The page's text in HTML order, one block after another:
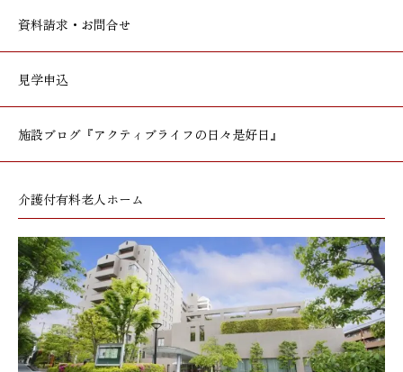
資料請求・お問合せ
見学申込
施設ブログ 『アクティブライフの日々是好日』
介護付有料老人ホーム